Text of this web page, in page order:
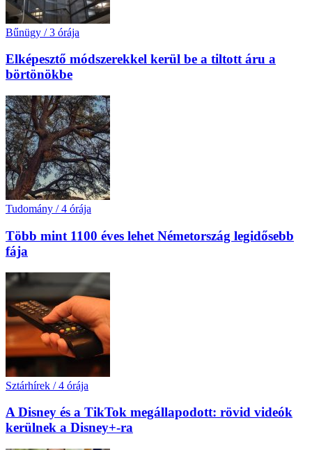
Bűnügy / 3 órája
Elképesztő módszerekkel kerül be a tiltott áru a
börtönökbe
Tudomány / 4 órája
Több mint 1100 éves lehet Németország legidősebb
fája
Sztárhírek / 4 órája
A Disney és a TikTok megállapodott: rövid videók
kerülnek a Disney+-ra